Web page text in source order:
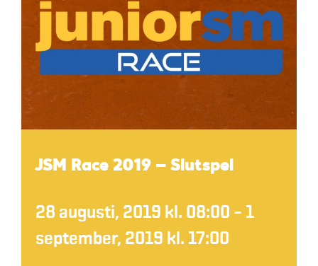
JSM Race 2019 – Slutspel
28 augusti, 2019 kl. 08:00 – 1
september, 2019 kl. 17:00